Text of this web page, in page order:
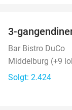
3-
Bar Bistro DuCo
Middelburg (+9
Solgt: 2.424